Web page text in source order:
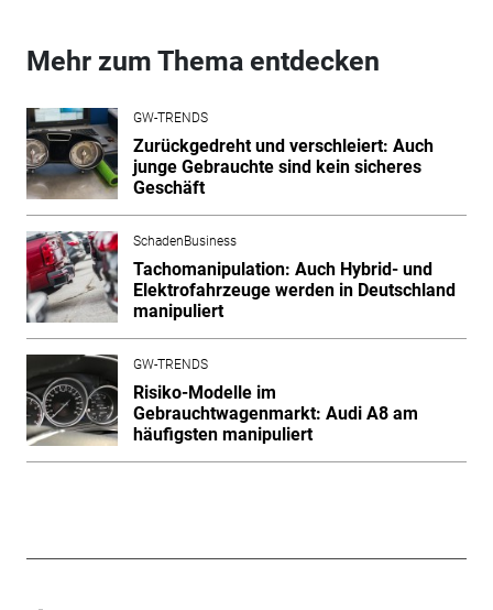
Mehr zum Thema entdecken
GW-TRENDS
Zurückgedreht und verschleiert: Auch
junge Gebrauchte sind kein sicheres
Geschäft
SchadenBusiness
Tachomanipulation: Auch Hybrid- und
Elektrofahrzeuge werden in Deutschland
manipuliert
GW-TRENDS
Risiko-Modelle im
Gebrauchtwagenmarkt: Audi A8 am
häufigsten manipuliert